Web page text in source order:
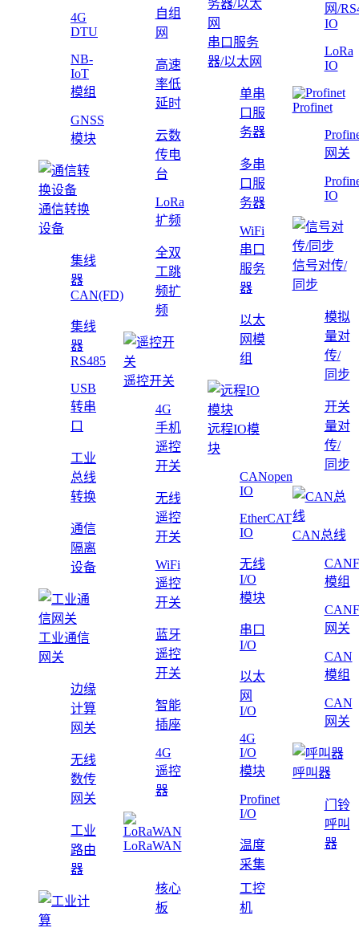
4G
DTU
NB-
IoT
模组
GNSS
模块
通信转换
设备
集线
器
CAN(FD)
集线
器
RS485
USB
转串
口
工业
总线
转换
通信
隔离
设备
工业通信
网关
边缘
计算
网关
无线
数传
网关
工业
路由
器
自组
网
高速
率低
延时
云数
传电
台
LoRa
扩频
全双
工跳
频扩
频
遥控开关
4G
手机
遥控
开关
无线
遥控
开关
WiFi
遥控
开关
蓝牙
遥控
开关
智能
插座
4G
遥控
器
LoRaWAN
串口服务
器/以太网
单串
口服
务器
多串
口服
务器
WiFi
串口
服务
器
以太
网模
组
远程IO模
块
CANopen
IO
EtherCAT
IO
无线
I/O
模块
串口
I/O
以太
网
I/O
4G
I/O
模块
Profinet
I/O
温度
采集
网/
IO
LoRa
IO
Profinet
网关
IO
信号对传/
同步
模拟
量对
传/
同步
开关
量对
传/
同步
CAN总线
模组
网关
CAN
模组
CAN
网关
呼叫器
门铃
呼叫
器
核心
板
工控
机